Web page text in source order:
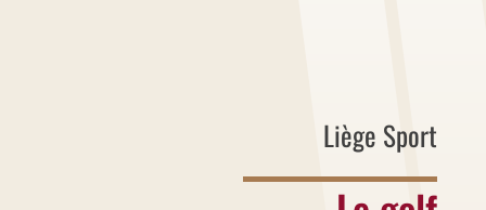
Liège Sport